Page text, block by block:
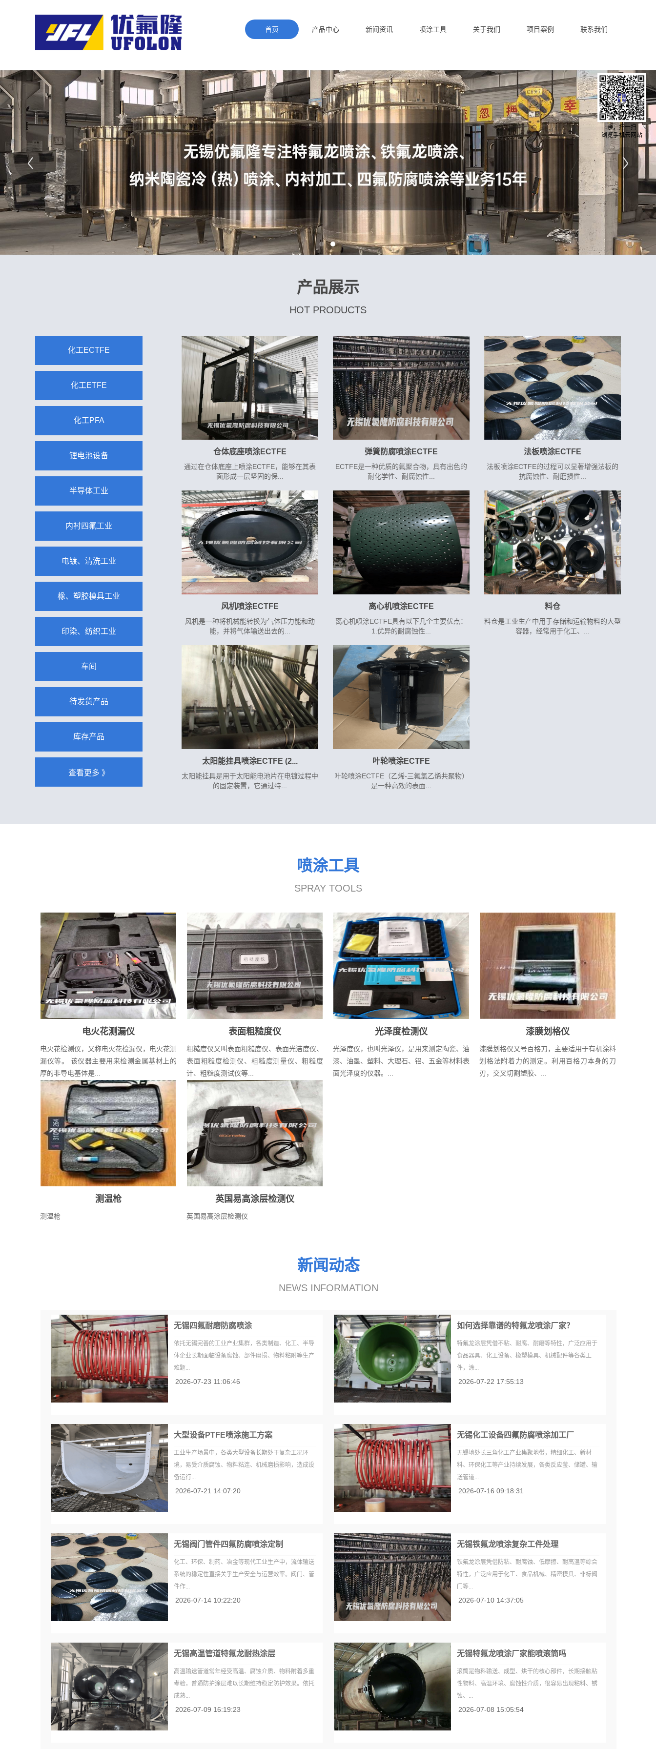
首页 产品中心 新闻资讯 喷涂工具 关于我们 项目案例 联系我们
产品展示
HOT PRODUCTS
化工ECTFE
化工ETFE
化工PFA
锂电池设备
半导体工业
内衬四氟工业
电镀、清洗工业
橡、塑胶模具工业
印染、纺织工业
车间
待发货产品
库存产品
仓体底座喷涂ECTFE
通过在仓体底座上喷涂ECTFE，能够在其表
面形成一层坚固的保...
弹簧防腐喷涂ECTFE
ECTFE是一种优质的氟聚合物，具有出色的
耐化学性、耐腐蚀性...
法板喷涂ECTFE
法板喷涂ECTFE的过程可以显著增强法板的
抗腐蚀性、耐磨损性...
风机喷涂ECTFE
风机是一种将机械能转换为气体压力能和动
能，并将气体输送出去的...
离心机喷涂ECTFE
离心机喷涂ECTFE具有以下几个主要优点：
1.优异的耐腐蚀性...
料仓
料仓是工业生产中用于存储和运输物料的大型
容器，经常用于化工、...
太阳能挂具喷涂ECTFE (2...
太阳能挂具是用于太阳能电池片在电镀过程中
的固定装置，它通过特...
叶轮喷涂ECTFE
叶轮喷涂ECTFE（乙烯-三氟氯乙烯共聚物）
是一种高效的表面...
喷涂工具
SPRAY TOOLS
电火花测漏仪
电火花检测仪，又称电火花检漏仪，电火花测
漏仪等。 该仪器主要用来检测金属基材上的
厚的非导电基体是...
表面粗糙度仪
粗糙度仪又叫表面粗糙度仪、表面光洁度仪、
表面粗糙度检测仪、粗糙度测量仪、粗糙度
计、粗糙度测试仪等...
光泽度检测仪
光泽度仪，也叫光泽仪，是用来测定陶瓷、油
漆、油墨、塑料、大理石、铝、五金等材料表
面光泽度的仪器。...
漆膜划格仪
漆膜划格仪又号百格刀，主要适用于有机涂料
划格法附着力的测定。利用百格刀本身的刀
刃，交叉切割塑胶、...
测温枪
测温枪
英国易高涂层检测仪
英国易高涂层检测仪
新闻动态
NEWS INFORMATION
无锡四氟耐磨防腐喷涂
依托无锡完善的工业产业集群，各类制造、化工、半导
体企业长期面临设备腐蚀、部件磨损、物料粘附等生产
难题...
2026-07-23 11:06:46
如何选择靠谱的特氟龙喷涂厂家？
特氟龙涂层凭借不粘、耐腐、耐磨等特性，广泛应用于
食品器具、化工设备、橡塑模具、机械配件等各类工
件，涂...
2026-07-22 17:55:13
大型设备PTFE喷涂施工方案
工业生产场景中，各类大型设备长期处于复杂工况环
境，易受介质腐蚀、物料粘连、机械磨损影响，造成设
备运行...
2026-07-21 14:07:20
无锡化工设备四氟防腐喷涂加工厂
无锡地处长三角化工产业集聚地带，精细化工、新材
料、环保化工等产业持续发展，各类反应釜、储罐、输
送管道...
2026-07-16 09:18:31
无锡阀门管件四氟防腐喷涂定制
化工、环保、制药、冶金等现代工业生产中，流体输送
系统的稳定性直接关乎生产安全与运营效率。阀门、管
件作...
2026-07-14 10:22:20
无锡铁氟龙喷涂复杂工件处理
铁氟龙涂层凭借防粘、耐腐蚀、低摩擦、耐高温等综合
特性，广泛应用于化工、食品机械、精密模具、非标阀
门等...
2026-07-10 14:37:05
无锡高温管道特氟龙耐热涂层
高温输送管道常年经受高温、腐蚀介质、物料附着多重
考验，普通防护涂层难以长期维持稳定防护效果。依托
成熟...
2026-07-09 16:19:23
无锡特氟龙喷涂厂家能喷滚筒吗
滚筒是物料输送、成型、烘干的核心部件，长期接触粘
性物料、高温环境、腐蚀性介质，很容易出现粘料、锈
蚀、...
2026-07-08 15:05:54
亲，扫一扫
浏览手机云网站